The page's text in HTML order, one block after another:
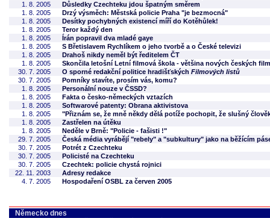
1. 8. 2005
Důsledky Czechteku jdou špatným směrem
1. 8. 2005
Drzý výsměch: Městská policie Praha "je bezmocná"
1. 8. 2005
Desítky pochybných existencí míří do Kotěhůlek!
1. 8. 2005
Teror každý den
1. 8. 2005
Írán popravil dva mladé gaye
1. 8. 2005
S Břetislavem Rychlíkem o jeho tvorbě a o České televizi
1. 8. 2005
Drahoš nikdy neměl být ředitelem ČT
1. 8. 2005
Skončila letošní Letní filmová škola - většina nových českých
30. 7. 2005
O sporné redakční politice hradišťských Filmových listů
30. 7. 2005
Pomníky stavíte, prosím vás, komu?
1. 8. 2005
Personální nouze v ČSSD?
1. 8. 2005
Fakta o česko-německých vztazích
1. 8. 2005
Softwarové patenty: Obrana aktivistova
1. 8. 2005
"Přiznám se, že mně někdy dělá potíže pochopit, že slušný
1. 8. 2005
Zastřelen na útěku
1. 8. 2005
Neděle v Brně: "Policie - fašisti !"
29. 7. 2005
Česká média vyrábějí "rebely" a "subkultury" jako na běžícím
30. 7. 2005
Potrét z Czechteku
30. 7. 2005
Policisté na Czechteku
30. 7. 2005
Czechtek: policie chystá rojnici
22. 11. 2003
Adresy redakce
4. 7. 2005
Hospodaření OSBL za červen 2005
Německo dnes